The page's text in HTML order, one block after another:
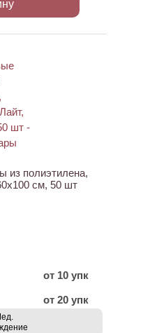
из полиэтилена,
см, 50 шт
от 10 упк
от 20 упк